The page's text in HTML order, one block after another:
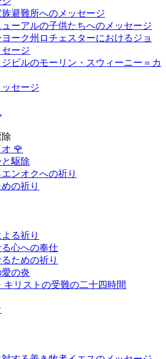
避難所へのメッセージ
ーアルの子供たちへのメッセージ
ーク州ロチェスターにおけるジョ
ージ
ビルのモーリン・スウィーニー＝カ
セージ
🌹
駆除
ンオクへの祈り
の祈り
る祈り
心への奉仕
ための祈り
の炎
キリストの受難の二十四時間